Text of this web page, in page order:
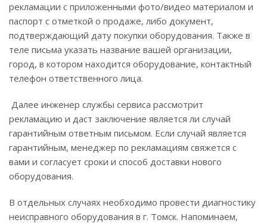
рекламации с приложенными фото/видео материалом и
паспорт с отметкой о продаже, либо документ,
подтверждающий дату покупки оборудования. Также в
теле письма указать название вашей организации,
город, в котором находится оборудование, контактный
телефон ответственного лица.
Далее инженер службы сервиса рассмотрит
рекламацию и даст заключение является ли случай
гарантийным ответным письмом. Если случай является
гарантийным, менеджер по рекламациям свяжется с
вами и согласует сроки и способ доставки нового
оборудования.
В отдельных случаях необходимо провести диагностику
неисправного оборудования в г. Томск. Напоминаем,